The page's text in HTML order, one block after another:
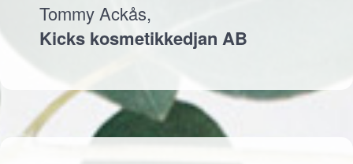
Tommy Ackås,
Kicks kosmetikkedjan AB